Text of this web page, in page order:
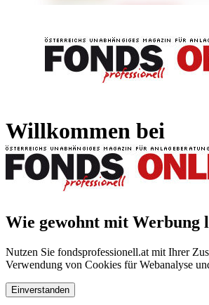
Willkommen bei
Wie gewohnt mit Werbung
Nutzen Sie fondsprofessionell.at mit Ihrer
Verwendung von Cookies für Webanalyse
Einverstanden